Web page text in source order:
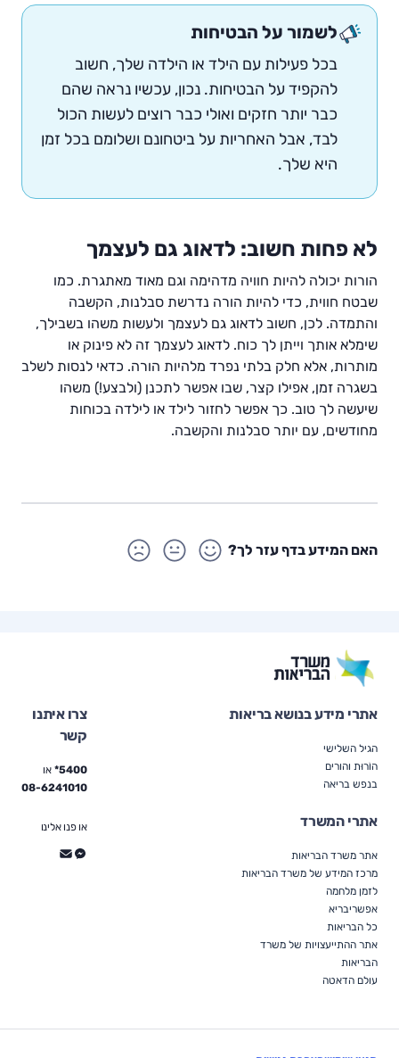
לשמור על הבטיחות
בכל פעילות עם הילד או הילדה שלך, חשוב
להקפיד על הבטיחות. נכון, עכשיו נראה שהם
כבר יותר חזקים ואולי כבר רוצים לעשות הכול
לבד, אבל האחריות על ביטחונם ושלומם בכל זמן
היא שלך.
לא פחות חשוב: לדאוג גם לעצמך
הורות יכולה להיות חוויה מדהימה וגם מאוד מאתגרת. כמו
שבטח חווית, כדי להיות הורה נדרשת סבלנות, הקשבה
והתמדה. לכן, חשוב לדאוג גם לעצמך ולעשות משהו בשבילך,
שימלא אותך וייתן לך כוח. לדאוג לעצמך זה לא פינוק או
מותרות, אלא חלק בלתי נפרד מלהיות הורה. כדאי לנסות לשלב
בשגרה זמן, אפילו קצר, שבו אפשר לתכנן (ולבצע!) משהו
שיעשה לך טוב. כך אפשר לחזור לילד או לילדה בכוחות
מחודשים, עם יותר סבלנות והקשבה.
האם המידע בדף עזר לך?
אתרי מידע בנושא בריאות
הגיל השלישי
הוֹרוּת והורים
בנפש בריאה
אתרי המשרד
אתר משרד הבריאות
מרכז המידע של משרד הבריאות
לזמן מלחמה
אפשריבריא
כל הבריאות
אתר ההתייעצויות של משרד
הבריאות
עולם הדאטה
צרו איתנו
קשר
5400* או
08-6241010
או פנו אלינו